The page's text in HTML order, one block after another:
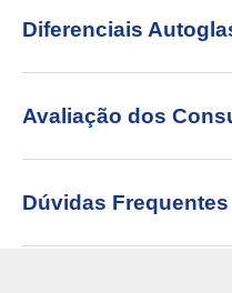
Diferenciais
Avaliação dos
Dúvidas Frequentes